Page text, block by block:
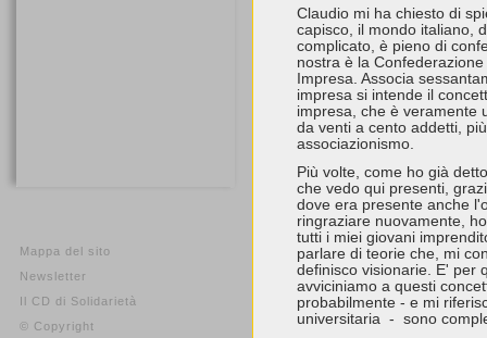
Mappa del sito
Newsletter
Il CD di Solidarietà
© Copyright
Claudio mi ha chiesto di
capisco, il mondo italiano,
complicato, è pieno di
nostra è la
Impresa. Associa
impresa si intende il
impresa, che è veramente
da venti a cento addetti,
associazionismo.
Più volte, come ho già
che vedo qui presenti,
dove era presente anche
ringraziare nuovamente,
tutti i miei giovani
parlare di teorie che, mi
definisco visionarie. E' per
avviciniamo a questi
probabilmente - e mi
universitaria - sono